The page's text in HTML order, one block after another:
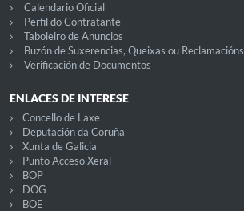
Calendario Oficial
Perfil do Contratante
Taboleiro de Anuncios
Buzón de Suxerencias, Queixas ou Reclamacións
Verificación de Documentos
ENLACES DE INTERESE
Concello de Laxe
Deputación da Coruña
Xunta de Galicia
Punto Acceso Xeral
BOP
DOG
BOE